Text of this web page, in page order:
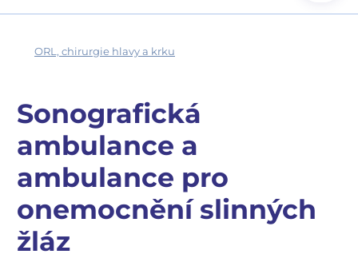
ORL, chirurgie hlavy a krku
Sonografická
ambulance a
ambulance pro
onemocnění slinných
žláz